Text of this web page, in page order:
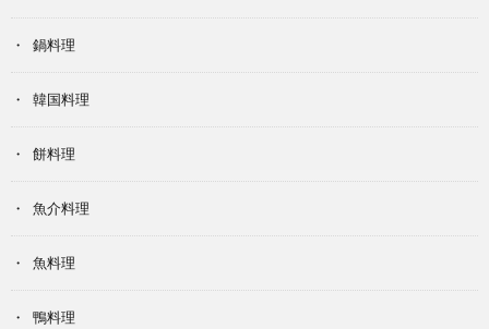
鍋料理
韓国料理
餅料理
魚介料理
魚料理
鴨料理